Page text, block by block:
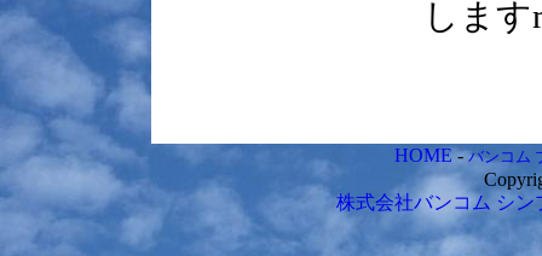
します
HOME-バンコム
株式会社バンコム シン